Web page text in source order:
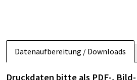
Datenaufbereitung / Downloads
Druckdaten bitte als PDF-,